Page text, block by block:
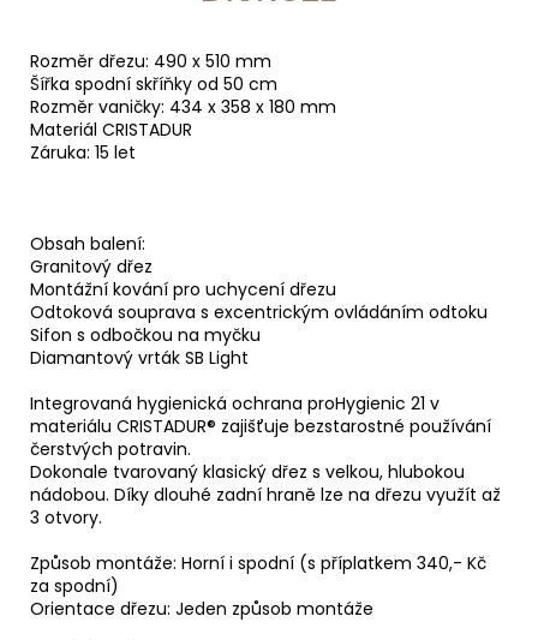
Rozměr dřezu: 490 x 510 mm
Šířka spodní skříňky od 50 cm
Rozměr vaničky: 434 x 358 x 180 mm
Materiál CRISTADUR
Záruka: 15 let
Obsah balení:
Granitový dřez
Montážní kování pro uchycení dřezu
Odtoková souprava s excentrickým ovládáním odtoku
Sifon s odbočkou na myčku
Diamantový vrták SB Light
Integrovaná hygienická ochrana proHygienic 21 v
materiálu CRISTADUR® zajišťuje bezstarostné používání
čerstvých potravin.
Dokonale tvarovaný klasický dřez s velkou, hlubokou
nádobou. Díky dlouhé zadní hraně lze na dřezu využít až
3 otvory.
Způsob montáže: Horní i spodní (s příplatkem 340,- Kč
za spodní)
Orientace dřezu: Jeden způsob montáže